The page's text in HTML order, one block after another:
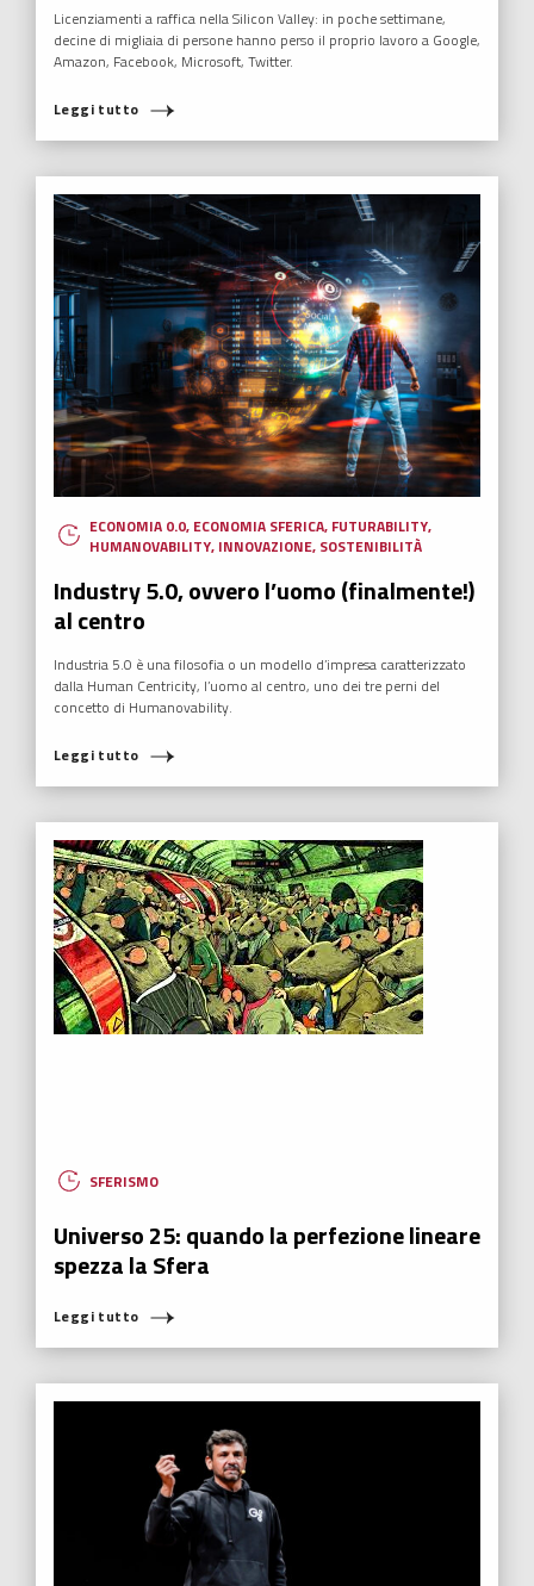
Licenziamenti a raffica nella Silicon Valley: in poche settimane,
decine di migliaia di persone hanno perso il proprio lavoro a Google,
Amazon, Facebook, Microsoft, Twitter.
Leggi tutto
ECONOMIA 0.0, ECONOMIA SFERICA, FUTURABILITY,
HUMANOVABILITY, INNOVAZIONE, SOSTENIBILITÀ
Industry 5.0, ovvero l’uomo (finalmente!)
al centro
Industria 5.0 è una filosofia o un modello d’impresa caratterizzato
dalla Human Centricity, l’uomo al centro, uno dei tre perni del
concetto di Humanovability.
Leggi tutto
SFERISMO
Universo 25: quando la perfezione lineare
spezza la Sfera
Leggi tutto